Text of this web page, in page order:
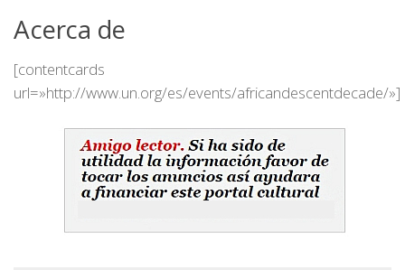
Acerca de
[contentcards
url=»http://www.un.org/es/events/africandescentdecade/»]